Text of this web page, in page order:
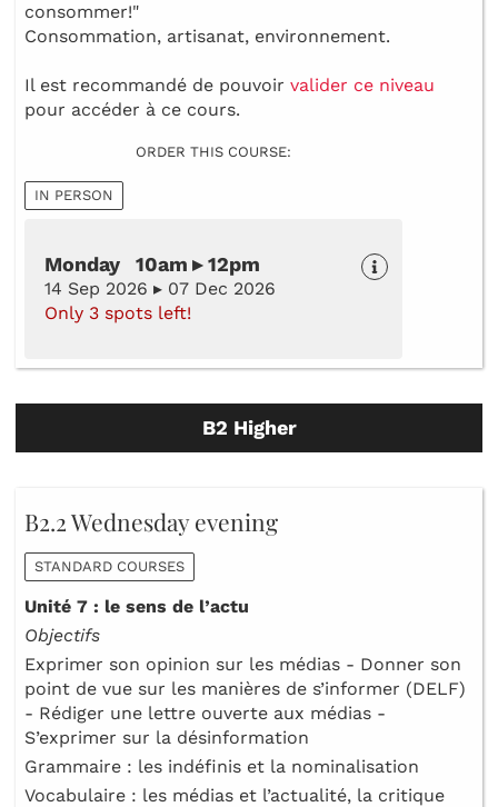
consommer!"
Consommation, artisanat, environnement.
Il est recommandé de pouvoir valider ce niveau
pour accéder à ce cours.
ORDER THIS COURSE:
IN PERSON
Monday 10am ▸ 12pm
14 Sep 2026 ▸ 07 Dec 2026
Only 3 spots left!
B2 Higher
B2.2 Wednesday evening
STANDARD COURSES
Unité 7 : le sens de l’actu
Objectifs
Exprimer son opinion sur les médias - Donner son
point de vue sur les manières de s’informer (DELF)
- Rédiger une lettre ouverte aux médias -
S’exprimer sur la désinformation
Grammaire : les indéfinis et la nominalisation
Vocabulaire : les médias et l’actualité, la critique